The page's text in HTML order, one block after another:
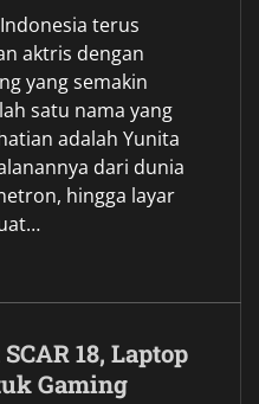
terus
aktris dengan
yang semakin
satu nama yang
adalah Yunita
dari dunia
hingga layar
18, Laptop
Gaming